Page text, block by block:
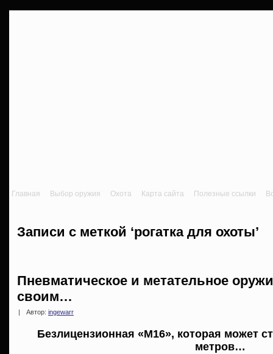
Главная Выбор оружия Охота Карта сайта Полезные ссылки
Записи с меткой ‘рогатка для охоты’
Пневматическое и метательное
своим…
Автор: ingewarr
Безлицензионная «М16», которая может
метров…